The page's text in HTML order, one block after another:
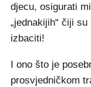
djecu, osigurati
„jednakijih“ čiji
izbaciti!
I ono što je
prosvjedničkom